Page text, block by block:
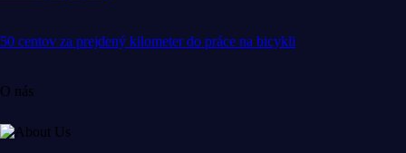
50 centov za prejdený kilometer do práce na bicykli
O nás